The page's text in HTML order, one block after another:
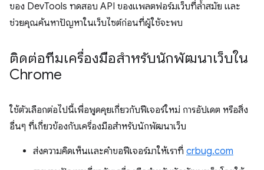
ของ DevTools ทดสอบ API ของแพลตฟอร์มเว็บที่ล้ำสมัย และ
ช่วยคุณค้นหาปัญหาในเว็บไซต์ก่อนที่ผู้ใช้จะพบ
ติดต่อทีมเครื่องมือสำหรับนักพัฒนาเว็บใน
Chrome
ใช้ตัวเลือกต่อไปนี้เพื่อพูดคุยเกี่ยวกับฟีเจอร์ใหม่ การอัปเดต หรือสิ่ง
อื่นๆ ที่เกี่ยวข้องกับเครื่องมือสำหรับนักพัฒนาเว็บ
ส่งความคิดเห็นและคำขอฟีเจอร์มาให้เราที่ crbug.com